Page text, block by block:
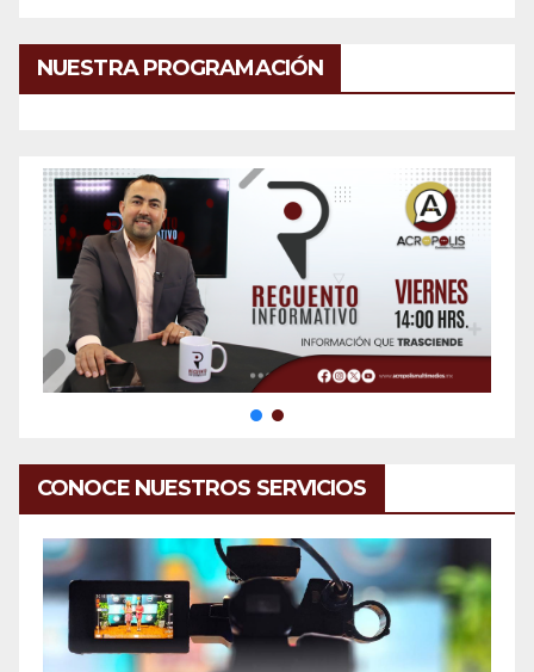
NUESTRA PROGRAMACIÓN
CONOCE NUESTROS SERVICIOS